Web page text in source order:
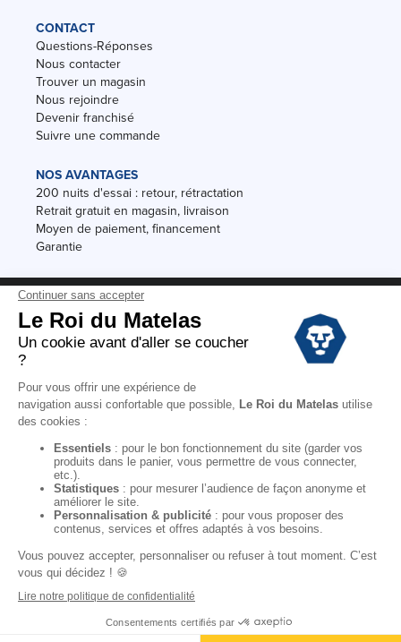
CONTACT
Questions-Réponses
Nous contacter
Trouver un magasin
Nous rejoindre
Devenir franchisé
Suivre une commande
NOS AVANTAGES
200 nuits d'essai : retour, rétractation
Retrait gratuit en magasin, livraison
Moyen de paiement, financement
Garantie
Conditions des offres
Black Friday
Destockage
Conditions Générales de vente magasin
Mentions Légales
Données personnelles
Codes promo Le Roi du Matelas
Copyright © 2022. All rights reserved.